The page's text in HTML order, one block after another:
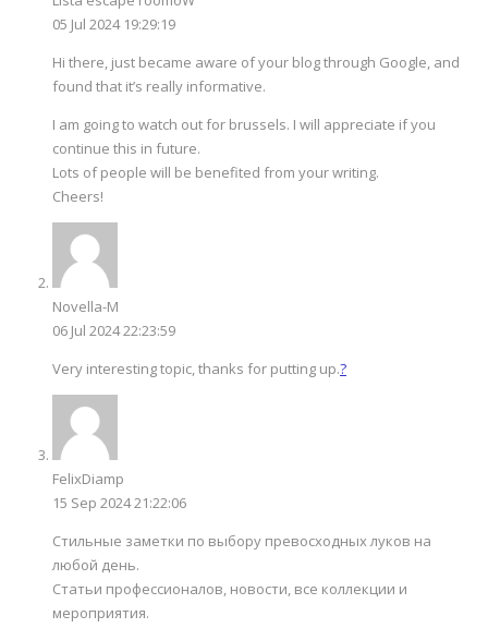
05 Jul 2024 19:29:19
Hi there, just became aware of your blog through Google, and
found that it’s really informative.
I am going to watch out for brussels. I will appreciate if you
continue this in future.
Lots of people will be benefited from your writing.
Cheers!
Novella-M
06 Jul 2024 22:23:59
Very interesting topic, thanks for putting up.?
FelixDiamp
15 Sep 2024 21:22:06
Стильные заметки по выбору превосходных луков на
любой день.
Статьи профессионалов, новости, все коллекции и
мероприятия.